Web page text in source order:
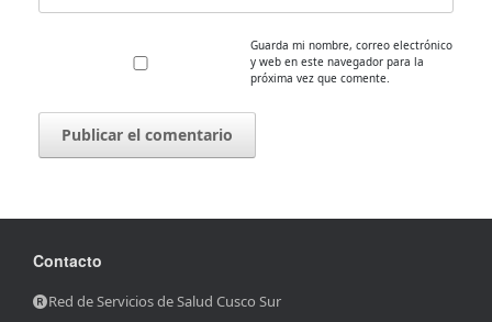
Guarda mi nombre, correo electrónico
y web en este navegador para la
próxima vez que comente.
Contacto
Red de Servicios de Salud Cusco Sur